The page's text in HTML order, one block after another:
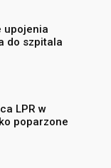
upojenia
do szpitala
LPR w
poparzone